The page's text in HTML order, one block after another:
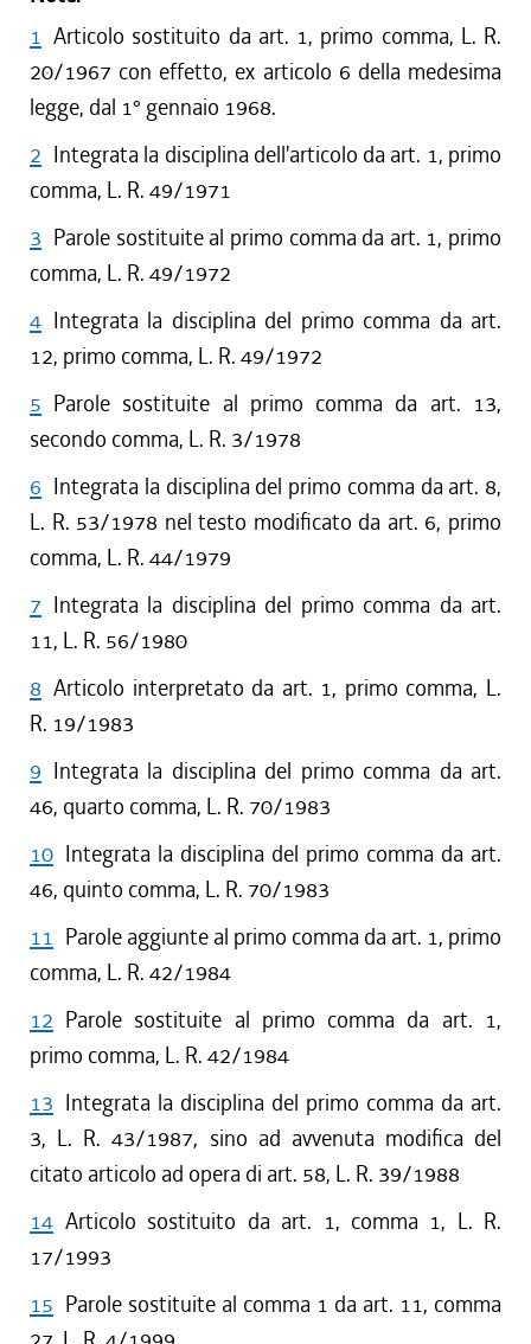
1 Articolo sostituito da art. 1, primo comma, L. R.
20/1967 con effetto, ex articolo 6 della medesima
legge, dal 1° gennaio 1968.
2 Integrata la disciplina dell'articolo da art. 1, primo
comma, L. R. 49/1971
3 Parole sostituite al primo comma da art. 1, primo
comma, L. R. 49/1972
4 Integrata la disciplina del primo comma da art.
12, primo comma, L. R. 49/1972
5 Parole sostituite al primo comma da art. 13,
secondo comma, L. R. 3/1978
6 Integrata la disciplina del primo comma da art. 8,
L. R. 53/1978 nel testo modificato da art. 6, primo
comma, L. R. 44/1979
7 Integrata la disciplina del primo comma da art.
11, L. R. 56/1980
8 Articolo interpretato da art. 1, primo comma, L.
R. 19/1983
9 Integrata la disciplina del primo comma da art.
46, quarto comma, L. R. 70/1983
10 Integrata la disciplina del primo comma da art.
46, quinto comma, L. R. 70/1983
11 Parole aggiunte al primo comma da art. 1, primo
comma, L. R. 42/1984
12 Parole sostituite al primo comma da art. 1,
primo comma, L. R. 42/1984
13 Integrata la disciplina del primo comma da art.
3, L. R. 43/1987, sino ad avvenuta modifica del
citato articolo ad opera di art. 58, L. R. 39/1988
14 Articolo sostituito da art. 1, comma 1, L. R.
17/1993
15 Parole sostituite al comma 1 da art. 11, comma